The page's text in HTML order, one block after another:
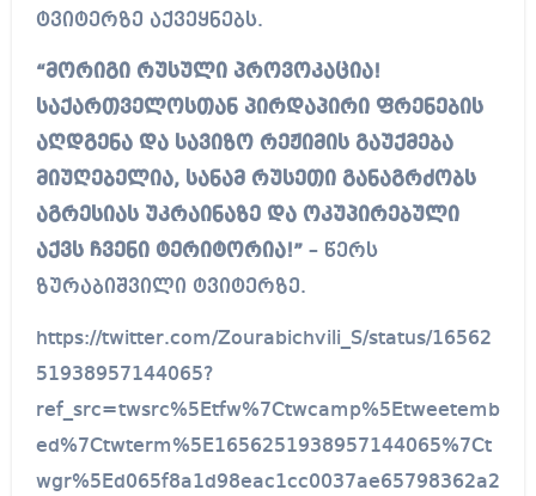
ტვიტერზე აქვეყნებს.
“მორიგი რუსული პროვოკაცია!
საქართველოსთან პირდაპირი ფრენების
აღდგენა და სავიზო რეჟიმის გაუქმება
მიუღებელია, სანამ რუსეთი განაგრძობს
აგრესიას უკრაინაზე და ოკუპირებული
აქვს ჩვენი ტერიტორია!”– წერს
ზურაბიშვილი ტვიტერზე.
https://twitter.com/Zourabichvili_S/status/16562
51938957144065?
ref_src=twsrc%5Etfw%7Ctwcamp%5Etweetemb
ed%7Ctwterm%5E1656251938957144065%7Ct
wgr%5Ed065f8a1d98eac1cc0037ae65798362a2